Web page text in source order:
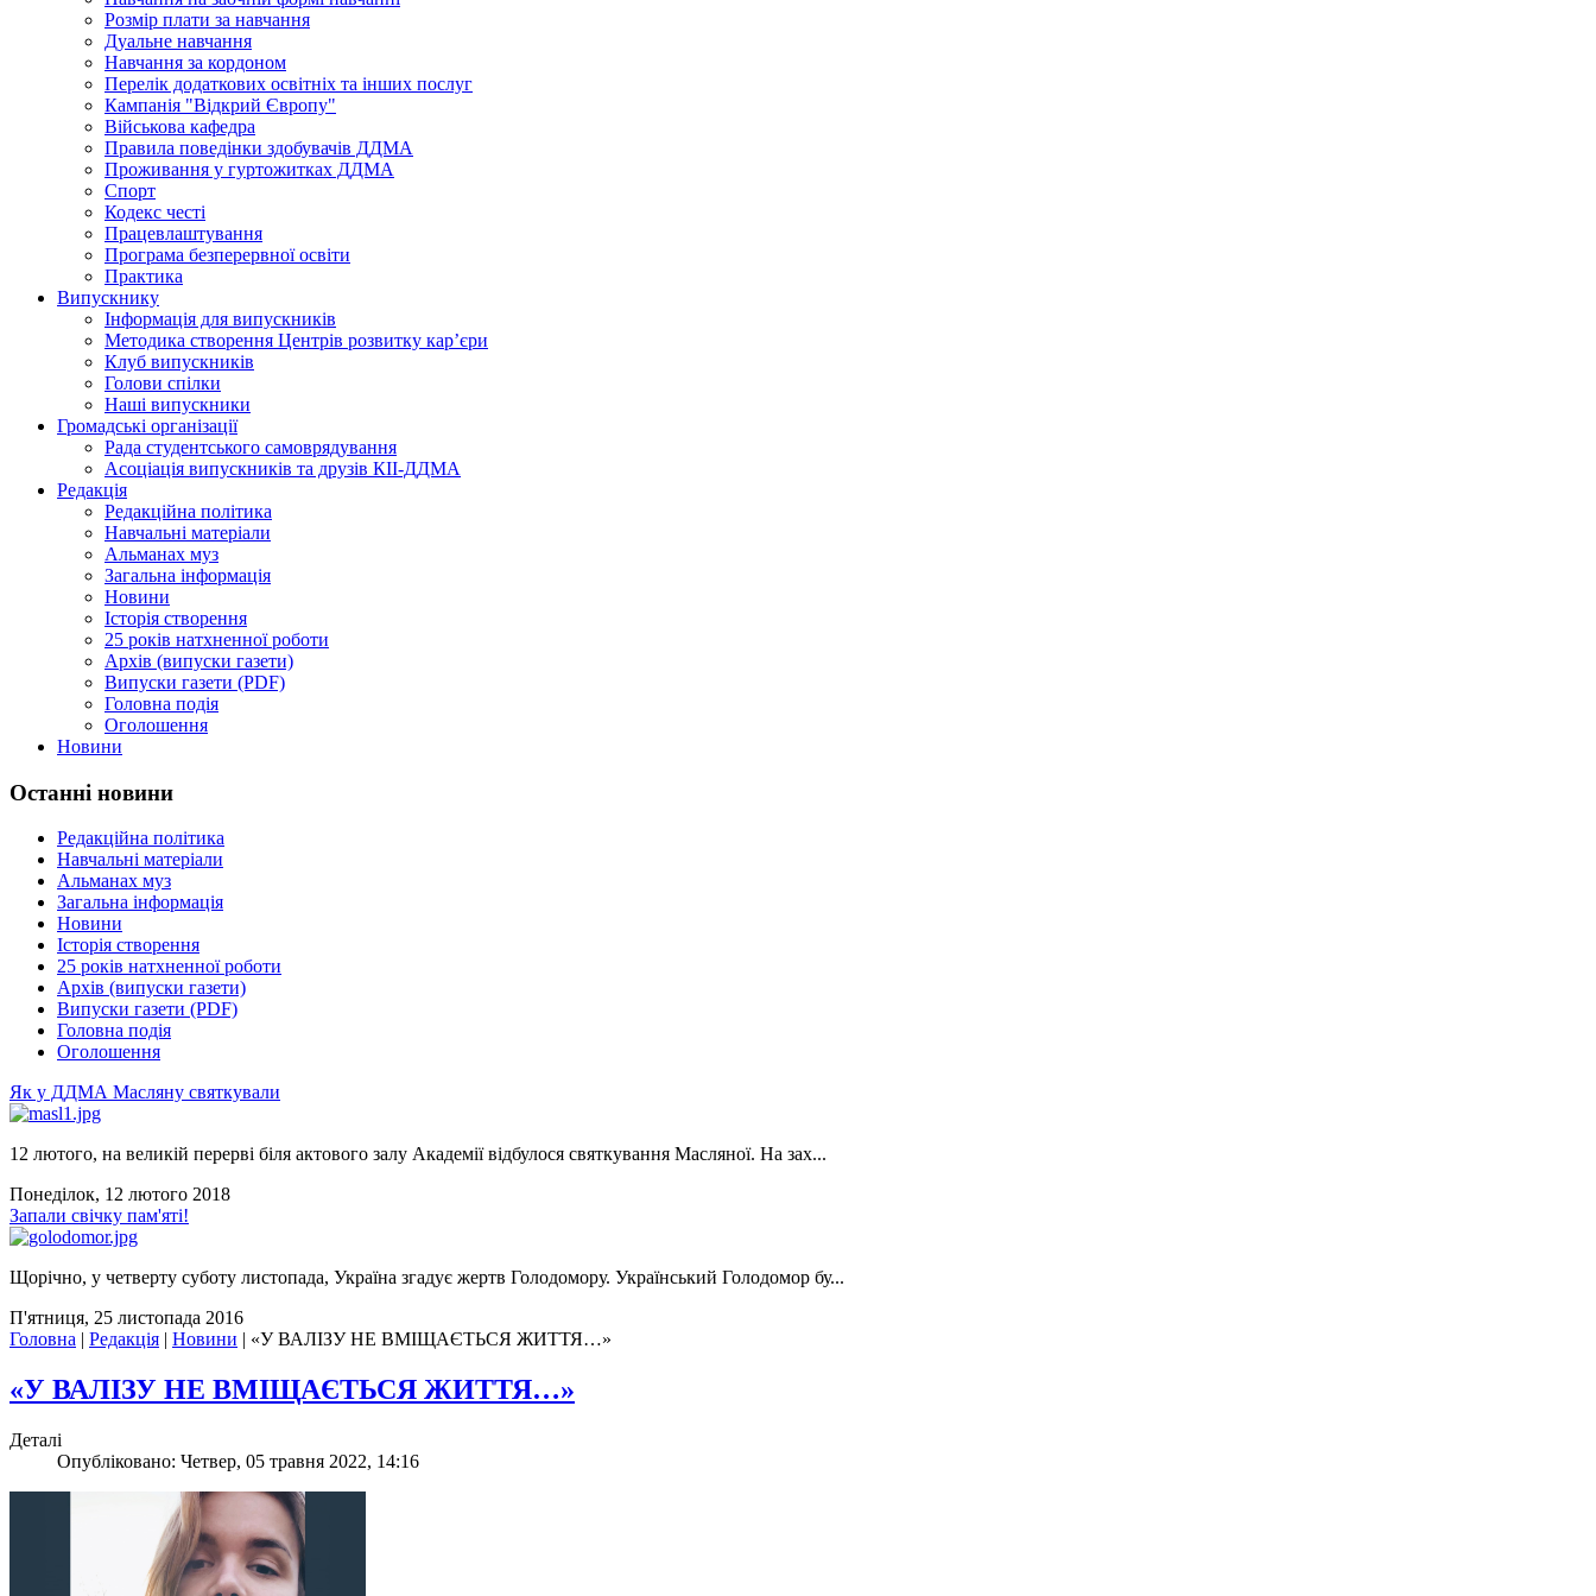
Розмір плати за навчання
Дуальне навчання
Навчання за кордоном
Перелік додаткових освітніх та інших послуг
Кампанія "Відкрий Європу"
Військова кафедра
Правила поведінки здобувачів ДДМА
Проживання у гуртожитках ДДМА
Спорт
Кодекс честі
Працевлаштування
Програма безперервної освіти
Практика
Випускнику
Інформація для випускників
Методика створення Центрів розвитку кар’єри
Клуб випускників
Голови спілки
Наші випускники
Громадські організації
Рада студентського самоврядування
Асоціація випускників та друзів КІІ-ДДМА
Редакція
Редакційна політика
Навчальні матеріали
Альманах муз
Загальна інформація
Новини
Історія створення
25 років натхненної роботи
Архів (випуски газети)
Випуски газети (PDF)
Головна подія
Оголошення
Новини
Останні новини
Редакційна політика
Навчальні матеріали
Альманах муз
Загальна інформація
Новини
Історія створення
25 років натхненної роботи
Архів (випуски газети)
Випуски газети (PDF)
Головна подія
Оголошення
Як у ДДМА Масляну святкували
12 лютого, на великій перерві біля актового залу Академії відбулося святкування Масляної. На зах...
Понеділок, 12 лютого 2018
Запали свічку пам'яті!
Щорічно, у четверту суботу листопада, Україна згадує жертв Голодомору. Український Голодомор бу...
П'ятниця, 25 листопада 2016
Головна | Редакція | Новини | «У ВАЛІЗУ НЕ ВМІЩАЄТЬСЯ ЖИТТЯ…»
«У ВАЛІЗУ НЕ ВМІЩАЄТЬСЯ ЖИТТЯ…»
Деталі
Опубліковано: Четвер, 05 травня 2022, 14:16